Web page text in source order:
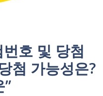
호 및 당첨
첨 가능성은?